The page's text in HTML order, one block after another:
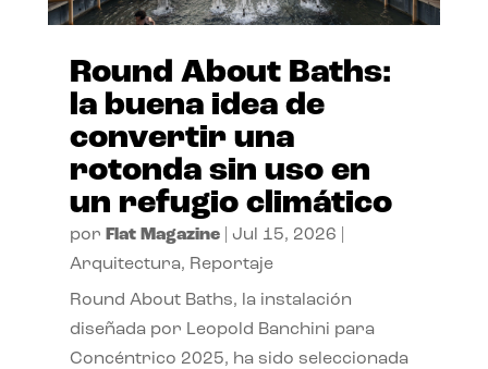
Round About Baths:
la buena idea de
convertir una
rotonda sin uso en
un refugio climático
por Flat Magazine| Jul 15, 2026
Arquitectura, Reportaje
Round About Baths, la instalación
diseñada por Leopold Banchini para
Concéntrico 2025, ha sido seleccionada